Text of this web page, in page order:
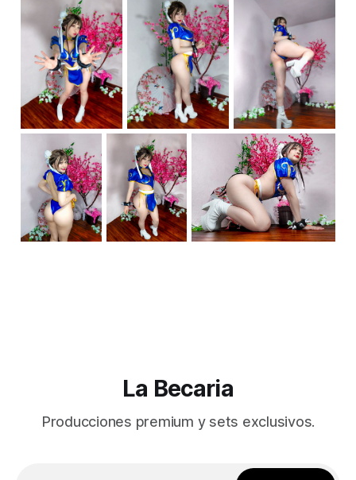
La Becaria
Producciones premium y sets exclusivos.